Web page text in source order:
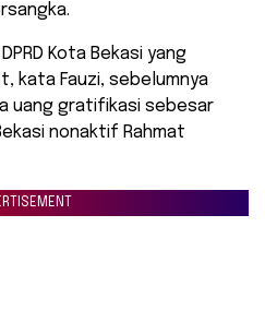
Kota Bekasi yang
kata Fauzi, sebelumnya
uang gratifikasi sebesar
nonaktif Rahmat